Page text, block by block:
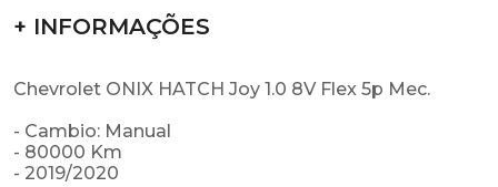
+ INFORMAÇÕES
Chevrolet ONIX HATCH Joy 1.0 8V Flex 5p Mec.
- Cambio: Manual
- 80000 Km
- 2019/2020